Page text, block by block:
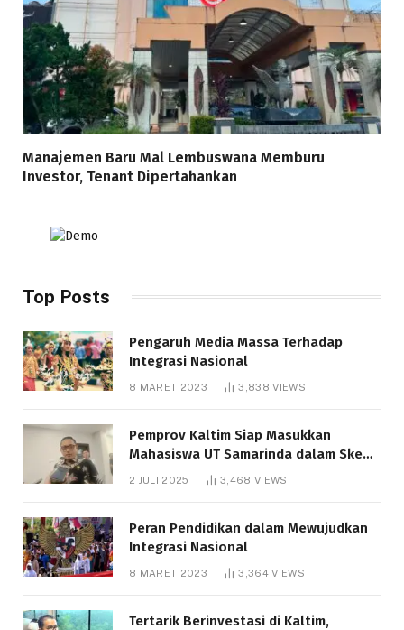
Manajemen Baru Mal Lembuswana Memburu
Investor, Tenant Dipertahankan
Top Posts
Pengaruh Media Massa Terhadap
Integrasi Nasional
8 MARET 2023 3,838VIEWS
Pemprov Kaltim Siap Masukkan
Mahasiswa UT Samarinda dalam Skema
Bantuan Pendidikan Gratispol
2 JULI 2025 3,468 VIEWS
Peran Pendidikan dalam Mewujudkan
Integrasi Nasional
8 MARET 2023 3,364VIEWS
Tertarik Berinvestasi di Kaltim,